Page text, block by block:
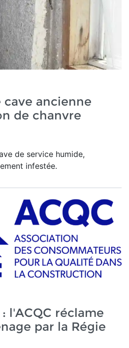
cave ancienne
de chanvre
de service humide,
infestée.
l'ACQC réclame
par la Régie